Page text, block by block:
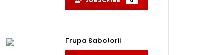
Trupa Sabotorii